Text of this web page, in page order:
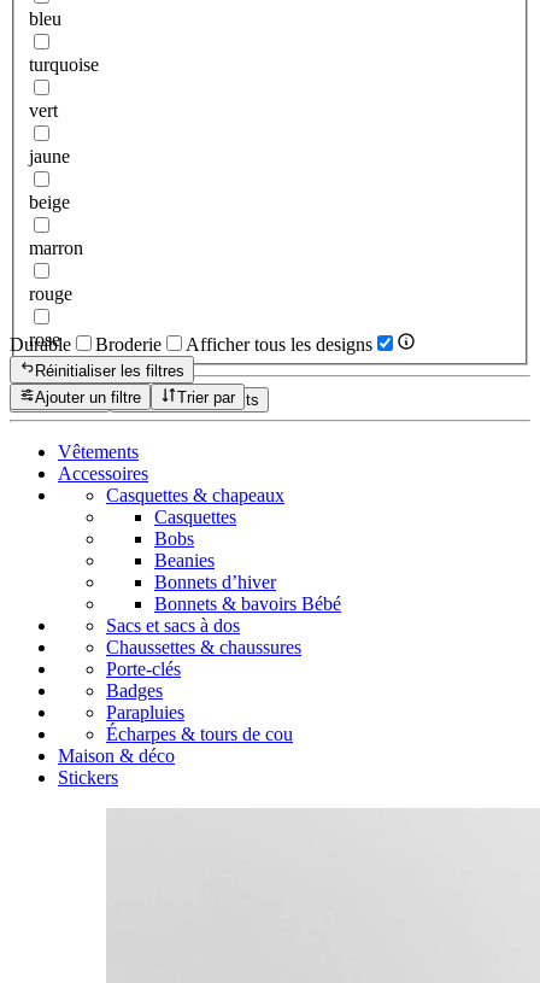
bleu
turquoise
vert
jaune
beige
marron
rouge
rose
Réinitialiser Afficher les produits
Durable Broderie Afficher tous les designs
Réinitialiser les filtres
Ajouter un filtre
Trier par
Vêtements
Accessoires
Casquettes & chapeaux
Casquettes
Bobs
Beanies
Bonnets d’hiver
Bonnets & bavoirs Bébé
Sacs et sacs à dos
Chaussettes & chaussures
Porte-clés
Badges
Parapluies
Écharpes & tours de cou
Maison & déco
Stickers